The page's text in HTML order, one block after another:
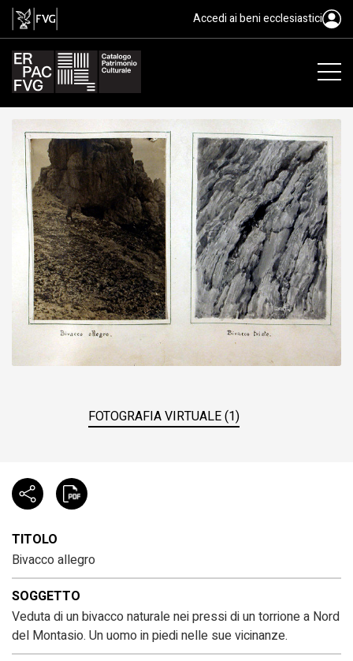
albumina/ carta Accedi ai beni ecclesiastici
FOTOGRAFIA VIRTUALE (1)
TITOLO
Bivacco allegro
SOGGETTO
Veduta di un bivacco naturale nei pressi di un torrione a Nord
del Montasio. Un uomo in piedi nelle sue vicinanze.